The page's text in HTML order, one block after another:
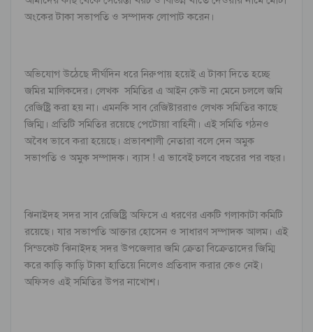
অংকের টাকা সভাপতি ও সম্পাদক লোপাট করেন।
অভিযোগ উঠেছে দীর্ঘদিন ধরে নিরুপায় হয়েই এ টাকা দিতে হচ্ছে
জমির মালিকদের। লেখক সমিতির এ আইন কেউ না মেনে চললে জমি
রেজিষ্ট্রি করা হয় না। এমনকি সাব রেজিষ্টাররাও লেখক সমিতির কাছে
জিম্মি। প্রতিটি সমিতির রয়েছে পেটোয়া বাহিনী। এই সমিতি গঠনও
অবৈধ ভাবে করা হয়েছে। প্রভাবশালী নেতারা বলে দেন অমুক
সভাপতি ও অমুক সম্পাদক। ব্যাস ! এ ভাবেই চলবে বছরের পর বছর।
ঝিনাইদহ সদর সাব রেজিষ্ট্রি অফিসে এ ধরণের একটি গলাকাটা কমিটি
রয়েছে। যার সভাপতি আক্তার হোসেন ও সাধারণ সম্পাদক আলম। এই
সিন্ডকেট ঝিনাইদহ সদর উপজেলার জমি ক্রেতা বিক্রেতাদের জিম্মি
করে কাড়ি কাড়ি টাকা হাতিয়ে নিলেও প্রতিবাদ করার কেও নেই।
অফিসও এই সমিতির উপর নাখোশ।